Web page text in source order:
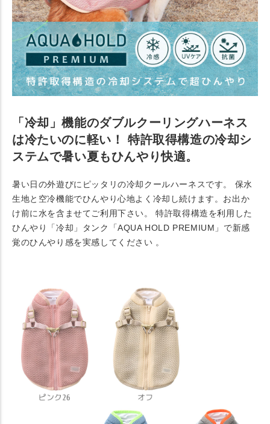
「冷却」機能のダブルクーリングハーネス
は冷たいのに軽い！ 特許取得構造の冷却シ
ステムで暑い夏もひんやり快適。
暑い日の外遊びにピッタリの冷却クールハーネスです。 保水
生地と空冷機能でひんやり心地よく冷却し続けます。お出か
け前に水を含ませてご利用下さい。 特許取得構造を利用した
ひんやり「冷却」タンク「AQUA HOLD PREMIUM」で新感
覚のひんやり感を実感してください 。